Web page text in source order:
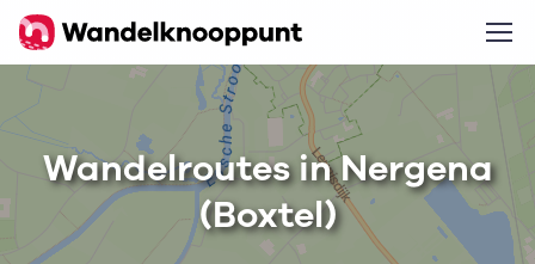
Wandelroutes in Nergena
(Boxtel)